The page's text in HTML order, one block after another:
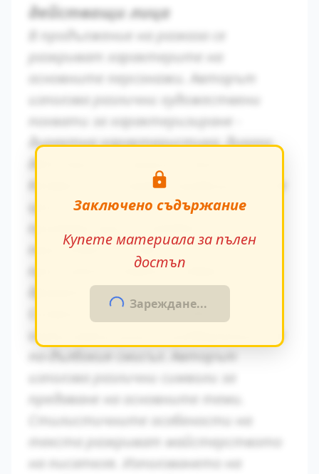
действащи лица
В продължение на разказа се
разкриват характерите на
основните персонажи. Авторът
използва различни художествени
похвати за характеризиране -
директна характеристика, диалог,
Конфликтът между традиционните
ценности и модерните идеи се
проявява ярко в поведението на
персонажите. Това
противопоставяне създава
драматично напрежение.
Символиката в произведението
играе важна роля за разбирането на
използва различни символи за
предаване на основните теми.
Стилистичните особености на
текста разкриват майстерството
на писателя. Използването на
Заключено съдържание
Купете материала за пълен
достъп
Зареждане...